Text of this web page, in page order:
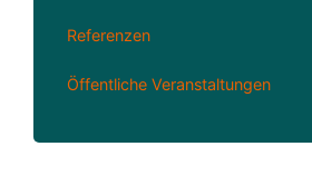
Referenzen
Öffentliche Veranstaltungen